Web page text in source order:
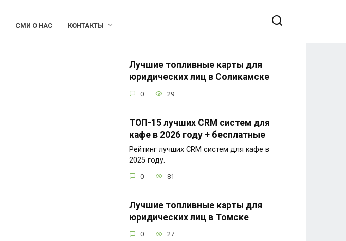
СМИ О НАС КОНТАКТЫ
Лучшие топливные карты для
юридических лиц в Соликамске
0 29
ТОП-15 лучших CRM систем для
кафе в 2026 году + бесплатные
Рейтинг лучших CRM систем для кафе в
2025 году.
0 81
Лучшие топливные карты для
юридических лиц в Томске
0 27